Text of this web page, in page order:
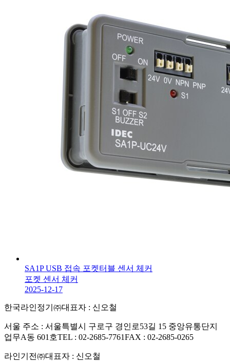
SA1P USB 접속 포켓터블 센서 체커
포켓 센서 체커
2025-12-17
한국라인정기㈜대표자 : 신오철
서울 주소 : 서울특별시 구로구 경인로53길 15 중앙유통단지
업무A동 601호TEL : 02-2685-7761FAX : 02-2685-0265
라인기전㈜대표자 : 신오철